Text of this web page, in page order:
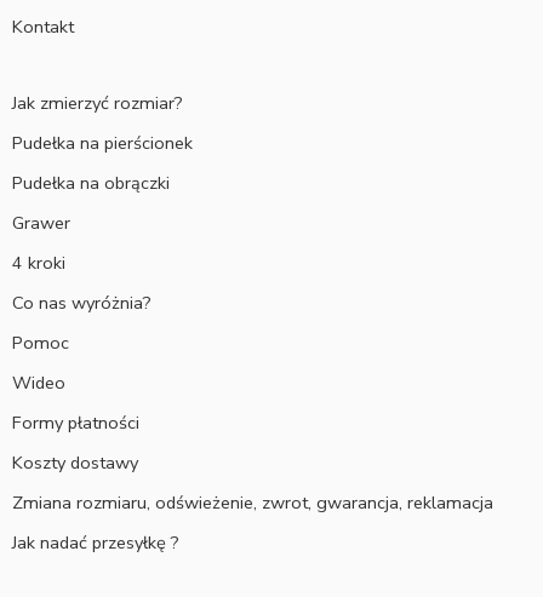
Kontakt
Jak zmierzyć rozmiar?
Pudełka na pierścionek
Pudełka na obrączki
Grawer
4 kroki
Co nas wyróżnia?
Pomoc
Wideo
Formy płatności
Koszty dostawy
Zmiana rozmiaru, odświeżenie, zwrot, gwarancja, reklamacja
Jak nadać przesyłkę ?